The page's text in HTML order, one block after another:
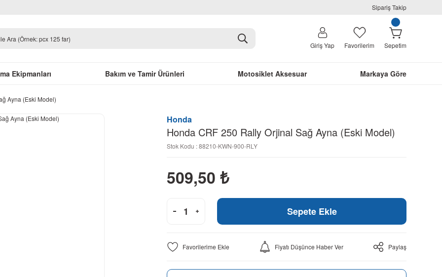
Sipariş Takip
Giriş Yap Favorilerim Sepetim
Ekipmanları Bakım ve Tamir Ürünleri Motosiklet Aksesuar Markaya Göre
Ayna (Eski Model)
Honda
Honda CRF 250 Rally Orjinal Sağ Ayna (Eski Model)
Stok Kodu : 88210-KWN-900-RLY
509,50 ₺
Sepete Ekle
Fiyatı Düşünce Haber Ver Paylaş